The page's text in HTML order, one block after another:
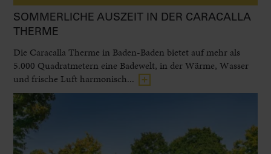
SOMMERLICHE AUSZEIT IN DER CARACALLA
THERME
Die Caracalla Therme in Baden-Baden bietet auf mehr als
5.000 Quadratmetern eine Badewelt, in der Wärme, Wasser
und frische Luft harmonisch...